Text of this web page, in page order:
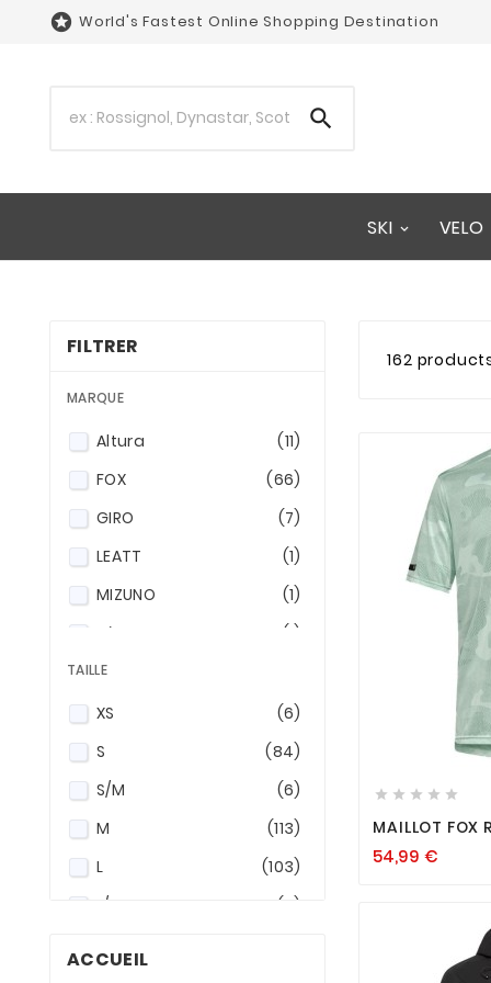
 World's Fastest Online Shopping Destination

SKI VELO
FILTRER
MARQUE
Altura
(11)
FOX
(66)
GIRO
(7)
LEATT
(1)
MIZUNO
(1)
O`NEAL
(1)
TAILLE
XS
(6)
S
(84)
S/M
(6)
M
(113)
L
(103)
L/XL
(6)
ACCUEIL
162

    
MAILLOT FOX
54,99€